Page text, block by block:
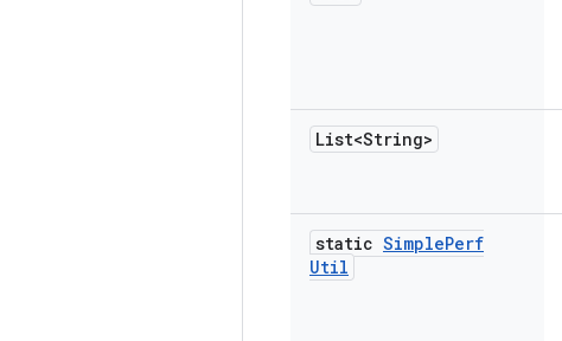
List<String>
static SimplePerf
Util